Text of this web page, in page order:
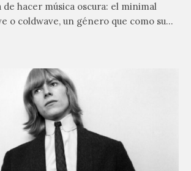
de hacer música oscura: el minimal
o coldwave, un género que como su